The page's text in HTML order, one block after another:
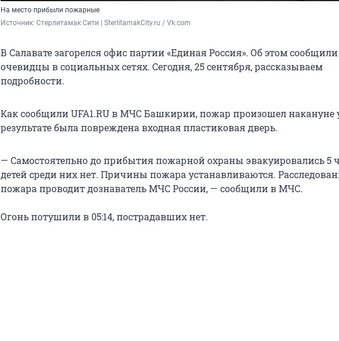
На место прибыли пожарные
Источник: Стерлитамак Сити | SterlitamakCity.ru / Vk.com
В Салавате загорелся офис партии «Единая Россия». Об этом сообщили
очевидцы в социальных сетях. Сегодня, 25 сентября, рассказываем
подробности.
Как сообщили UFA1.RU в МЧС Башкирии, пожар произошел накануне
результате была повреждена входная пластиковая дверь.
— Самостоятельно до прибытия пожарной охраны эвакуировались 5
детей среди них нет. Причины пожара устанавливаются.
пожара проводит дознаватель МЧС России, — сообщили в МЧС.
Огонь потушили в 05:14, пострадавших нет.